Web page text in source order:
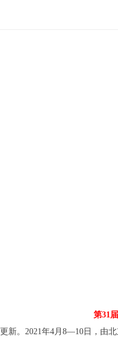
第31
。2021年4月8—10日，由北